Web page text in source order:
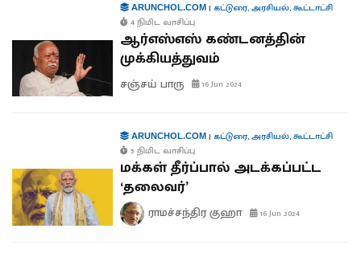
ARUNCHOL.COM| கட்டுரை,அரசியல்,கூட்டாட்சி
4 நிமிட வாசிப்பு
ஆர்எஸ்எஸ் கண்டனத்தின்
முக்கியத்துவம்
சஞ்சய் பாரு 16 Jun 2024
ARUNCHOL.COM| கட்டுரை,அரசியல்,கூட்டாட்சி
5 நிமிட வாசிப்பு
மக்கள் தீர்ப்பால் அடக்கப்பட்ட
‘தலைவர்’
ராமச்சந்திர குஹா 16 Jun 2024